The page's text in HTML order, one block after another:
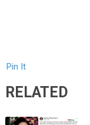
Pin It
RELATED